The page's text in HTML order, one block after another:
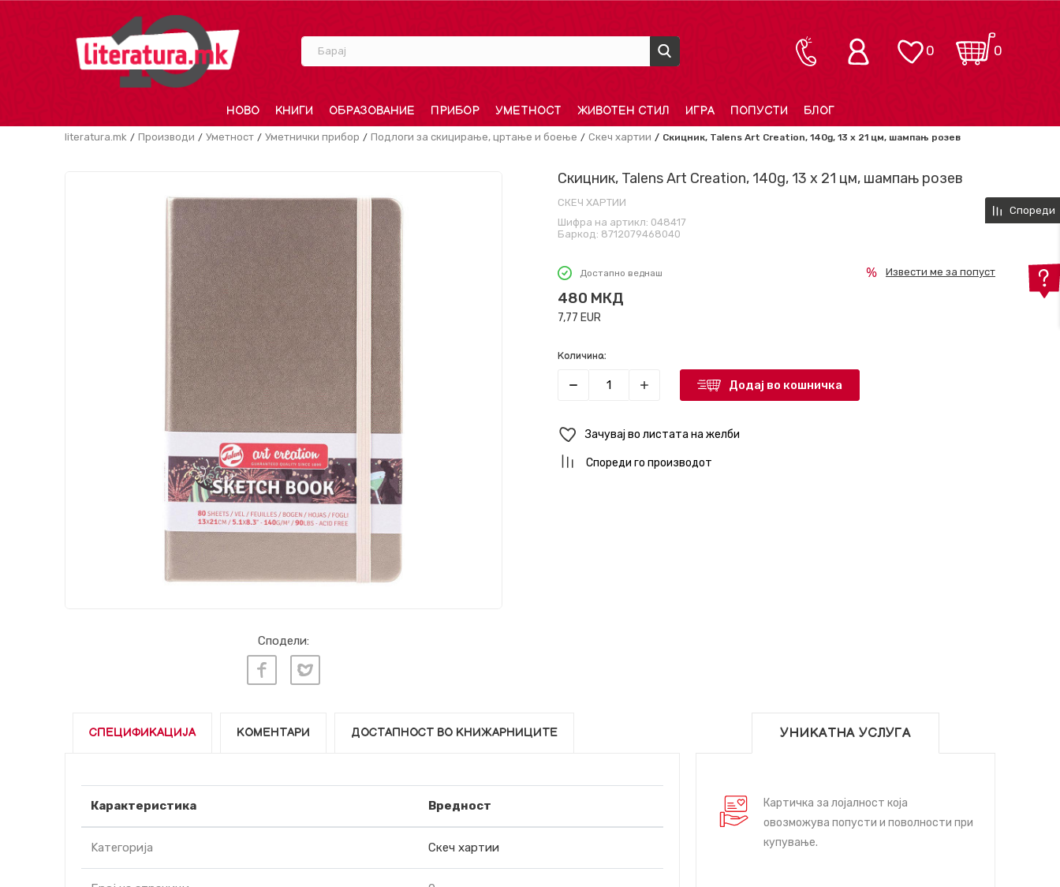
Барај 0
0
НОВО КНИГИ ОБРАЗОВАНИЕ ПРИБОР УМЕТНОСТ ЖИВОТЕН СТИЛ ИГРА ПОПУСТИ БЛОГ
literatura.mk Производи Уметност Уметнички прибор Подлоги за скицирање, цртање и боење Скеч хартии Скицник, Talens Art Creation, 140g, 13 x 21 цм, шампањ розев
Сподели:
Скицник, Talens Art Creation, 140g, 13 x 21 цм, шампањ розев
СКЕЧ ХАРТИИ
Шифра на артикл: 048417
Баркод: 8712079468040
Достапно веднаш
480 МКД
7,77 EUR
Извести ме за попуст
Количина:
Додај во кошничка
Зачувај во листата на желби
Спореди го производот
СПЕЦИФИКАЦИЈА КОМЕНТАРИ ДОСТАПНОСТ ВО КНИЖАРНИЦИТЕ
Карактеристика Вредност
Kатегорија Скеч хартии
УНИКАТНА УСЛУГА
Картичка за лојалност која
овозможува попусти и поволности при
купување.
Спореди